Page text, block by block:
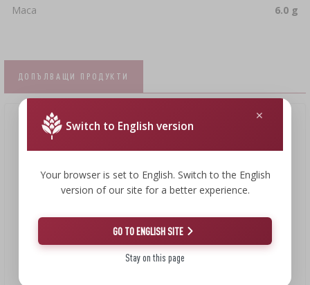
Маса 6.0 g
ДОПЪЛВАЩИ ПРОДУКТИ
Switch to English version
Your browser is set to English. Switch to the English
version of our site for a better experience.
GO TO ENGLISH SITE
Stay on this page